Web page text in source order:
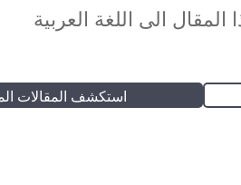
الى اللغة العربية
استكشف المقالات